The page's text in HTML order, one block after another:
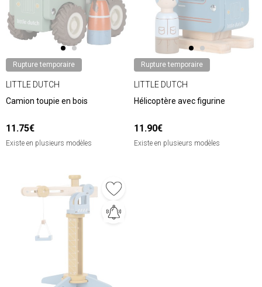
Rupture temporaire
LITTLE DUTCH
Camion toupie en bois
11.75€
Existe en plusieurs modèles
Rupture temporaire
LITTLE DUTCH
Hélicoptère avec figurine
11.90€
Existe en plusieurs modèles